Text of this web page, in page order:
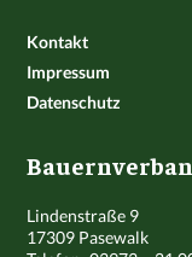
Kontakt
Impressum
Datenschutz
Lindenstraße 9
17309 Pasewalk